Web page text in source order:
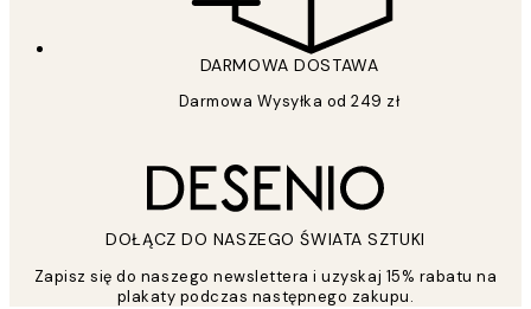
DARMOWA DOSTAWA
Darmowa Wysyłka od 249 zł
DOŁĄCZ DO NASZEGO ŚWIATA SZTUKI
Zapisz się do naszego newslettera i uzyskaj 15% rabatu na
plakaty podczas następnego zakupu.